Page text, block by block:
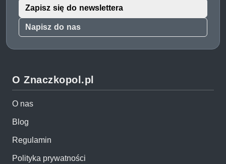
Napisz do nas
Zapisz się do newslettera
O Znaczkopol.pl
O nas
Blog
Regulamin
Polityka prywatności